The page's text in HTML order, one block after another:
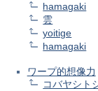
hamagaki
雲
yoitige
hamagaki
ワープ的想像力
コバヤシト